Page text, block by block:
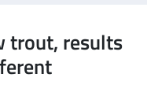
trout, results